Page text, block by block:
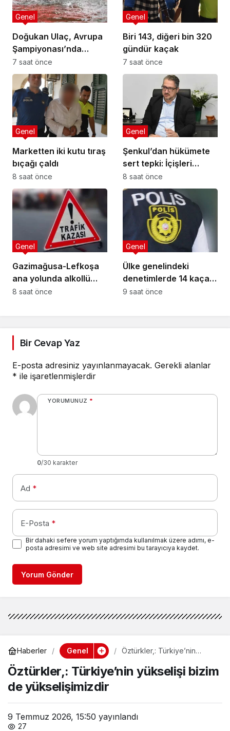
Doğukan Ulaç, Avrupa
Şampiyonası’nda
Türkiye Milli Takımı ile
mücadele etti
Genel
7 saat önce
Biri 143, diğeri bin 320
gündür kaçak
Genel
7 saat önce
Marketten iki kutu tıraş
bıçağı çaldı
Genel
8 saat önce
Şenkul’dan hükümete
sert tepki: İçişleri
Bakanı nerede,
Başbakan nerede?
Genel
8 saat önce
Gazimağusa-Lefkoşa
ana yolunda alkollü
sürücü takla attı:
Genel
8 saat önce
Ülke genelindeki
denetimlerde 14 kaçak
yakalandı
Genel
9 saat önce
Bir Cevap Yaz
E-posta adresiniz yayınlanmayacak. Gerekli alanlar
* ile işaretlenmişlerdir
YORUMUNUZ *
0/30 karakter
Ad *
E-Posta *
Bir dahaki sefere yorum yaptığımda kullanılmak üzere adımı, e-
posta adresimi ve web site adresimi bu tarayıcıya kaydet.
Yorum Gönder
Haberler Genel
Öztürkler,: Türkiye’nin
yükselişimizdir
Öztürkler,: Türkiye’nin yükselişi bizim
de yükselişimizdir
9 Temmuz 2026, 15:50 yayınlandı
27